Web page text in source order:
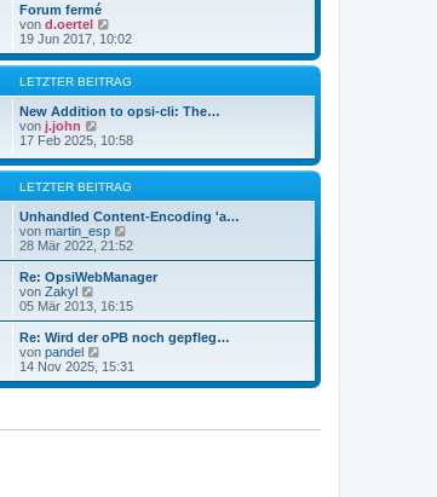
B
e
t
r
a
g
r
e
i
g
Forum fermé
von d.oertel
e
u
e
s
t
e
B
i
t
a
g
19 Jun 2017, 10:02
LETZTER BEITRAG
New Addition to opsi-cli: The…
von j.john
e
e
s
e
r
B
e
t
r
a
g
17 Feb 2025, 10:58
LETZTER BEITRAG
Unhandled Content-Encoding 'a…
von martin_esp
e
u
e
t
B
e
i
t
g
28 Mär 2022, 21:52
Re: OpsiWebManager
von Zakyl
e
u
e
s
t
e
r
i
05 Mär 2013, 16:15
Re: Wird der oPB noch gepfleg…
von pandel
e
u
14 Nov 2025, 15:31